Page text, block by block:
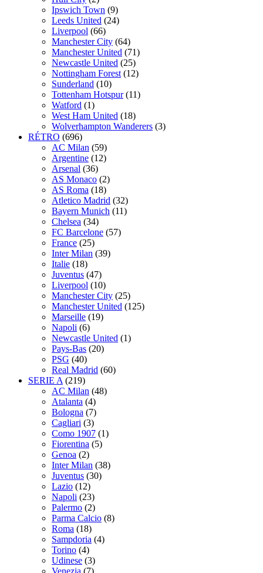
Ipswich Town (9)
Leeds United (24)
Liverpool (66)
Manchester City (64)
Manchester United (71)
Newcastle United (25)
Nottingham Forest (12)
Sunderland (10)
Tottenham Hotspur (11)
Watford (1)
West Ham United (18)
Wolverhampton Wanderers (3)
RÉTRO (696)
AC Milan (59)
Argentine (12)
Arsenal (36)
AS Monaco (2)
AS Roma (18)
Atletico Madrid (32)
Bayern Munich (11)
Chelsea (34)
FC Barcelone (57)
France (25)
Inter Milan (39)
Italie (18)
Juventus (47)
Liverpool (10)
Manchester City (25)
Manchester United (125)
Marseille (19)
Napoli (6)
Newcastle United (1)
Pays-Bas (20)
PSG (40)
Real Madrid (60)
SERIE A (219)
AC Milan (48)
Atalanta (4)
Bologna (7)
Cagliari (3)
Como 1907 (1)
Fiorentina (5)
Genoa (2)
Inter Milan (38)
Juventus (30)
Lazio (12)
Napoli (23)
Palermo (2)
Parma Calcio (8)
Roma (18)
Sampdoria (4)
Torino (4)
Udinese (3)
Venezia (7)